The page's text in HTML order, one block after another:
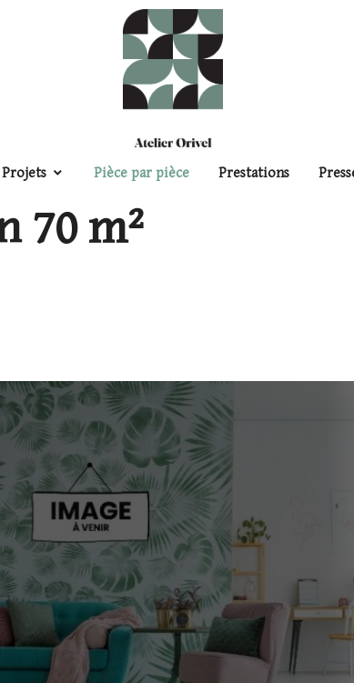
Projets Pièce par pièce Prestations
Appartement> Travaux salle de bain
70 m²